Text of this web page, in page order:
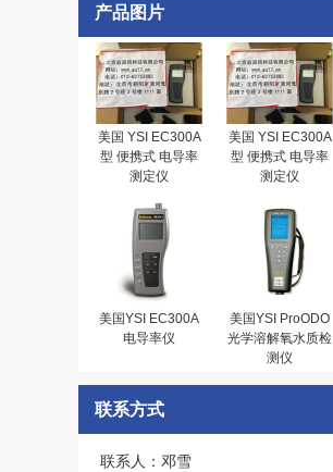
产品图片
美国 YSI EC300A
型 便携式 电导率
测定仪
美国 YSI EC300A
型 便携式 电导率
测定仪
美国YSI EC300A
电导率仪
美国YSI ProODO
光学溶解氧水质检
测仪
联系方式
联系人：邓雪